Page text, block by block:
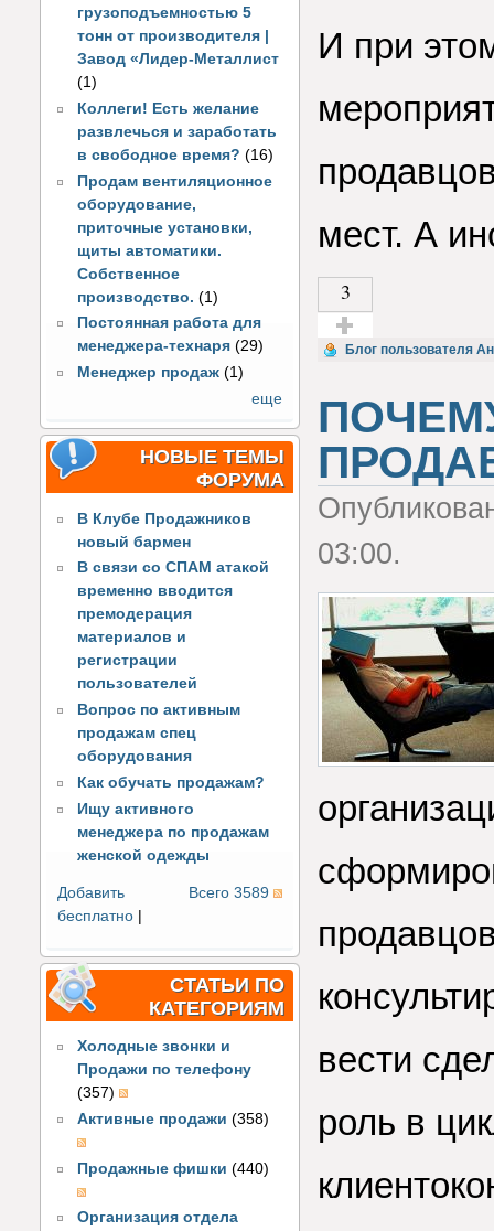
грузоподъемностью 5
тонн от производителя |
Завод «Лидер-Металлист
(1)
Коллеги! Есть желание
развлечься и заработать
в свободное время? (16)
Продам вентиляционное
оборудование,
приточные установки,
щиты автоматики.
Собственное
производство. (1)
Постоянная работа для
менеджера-технаря (29)
Менеджер продаж (1)
еще
НОВЫЕ ТЕМЫ
ФОРУМА
В Клубе Продажников
новый бармен
В связи со СПАМ атакой
временно вводится
премодерация
материалов и
регистрации
пользователей
Вопрос по активным
продажам спец
оборудования
Как обучать продажам?
Ищу активного
менеджера по продажам
женской одежды
Всего 3589
Добавить
бесплатно |
СТАТЬИ ПО
КАТЕГОРИЯМ
Холодные звонки и
Продажи по телефону
(357)
Активные продажи (358)
Продажные фишки (440)
Организация отдела
И при
мест. А
3
Голос за!
Блог пользователя
03:00.
вести
роль в